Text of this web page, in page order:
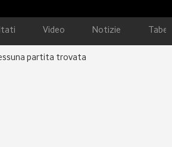
Video Notizie
partita trovata